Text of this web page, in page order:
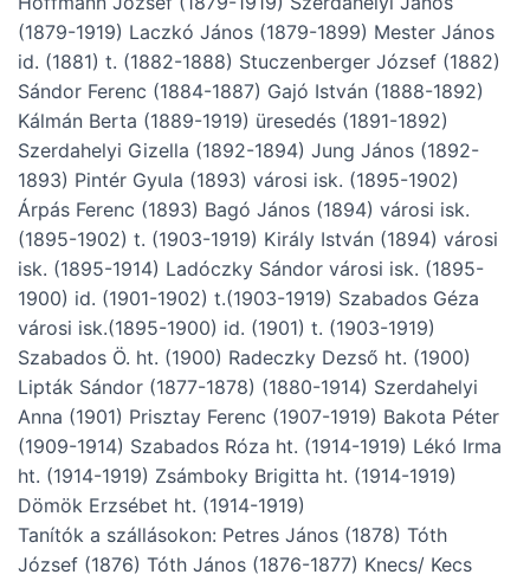
(1879-1919) Laczkó János (1879-1899) Mester János
id. (1881) t. (1882-1888) Stuczenberger József (1882)
Sándor Ferenc (1884-1887) Gajó István (1888-1892)
Kálmán Berta (1889-1919) üresedés (1891-1892)
Szerdahelyi Gizella (1892-1894) Jung János (1892-
1893) Pintér Gyula (1893) városi isk. (1895-1902)
Árpás Ferenc (1893) Bagó János (1894) városi isk.
(1895-1902) t. (1903-1919) Király István (1894) városi
isk. (1895-1914) Ladóczky Sándor városi isk. (1895-
1900) id. (1901-1902) t.(1903-1919) Szabados Géza
városi isk.(1895-1900) id. (1901) t. (1903-1919)
Szabados Ö. ht. (1900) Radeczky Dezső ht. (1900)
Lipták Sándor (1877-1878) (1880-1914) Szerdahelyi
Anna (1901) Prisztay Ferenc (1907-1919) Bakota Péter
(1909-1914) Szabados Róza ht. (1914-1919) Lékó Irma
ht. (1914-1919) Zsámboky Brigitta ht. (1914-1919)
Dömök Erzsébet ht. (1914-1919)
Tanítók a szállásokon: Petres János (1878) Tóth
József (1876) Tóth János (1876-1877) Knecs/ Kecs